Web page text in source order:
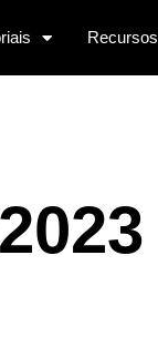
Recursos